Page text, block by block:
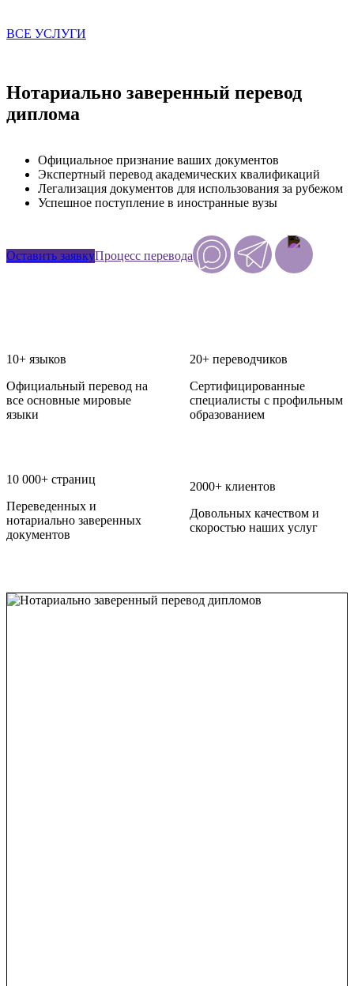
ВСЕ УСЛУГИ
Нотариально заверенный перевод
диплома
Официальное признание ваших документов
Экспертный перевод академических квалификаций
Легализация документов для использования за рубежом
Успешное поступление в иностранные вузы
Оставить заявкуПроцесс перевода
10+ языков
Официальный перевод на
все основные мировые
языки
20+ переводчиков
Сертифицированные
специалисты с профильным
образованием
10 000+ страниц
Переведенных и
нотариально заверенных
документов
2000+ клиентов
Довольных качеством и
скоростью наших услуг